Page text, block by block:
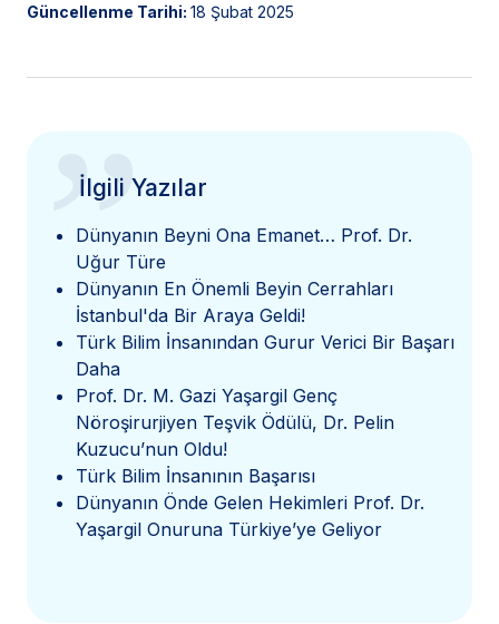
Güncellenme Tarihi: 18 Şubat 2025
”
İlgili Yazılar
Dünyanın Beyni Ona Emanet… Prof. Dr.
Uğur Türe
Dünyanın En Önemli Beyin Cerrahları
İstanbul'da Bir Araya Geldi!
Türk Bilim İnsanından Gurur Verici Bir Başarı
Daha
Prof. Dr. M. Gazi Yaşargil Genç
Nöroşirurjiyen Teşvik Ödülü, Dr. Pelin
Kuzucu’nun Oldu!
Türk Bilim İnsanının Başarısı
Dünyanın Önde Gelen Hekimleri Prof. Dr.
Yaşargil Onuruna Türkiye’ye Geliyor